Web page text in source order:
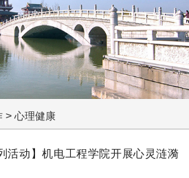
> 心理健康
活动】机电工程学院开展心灵涟漪